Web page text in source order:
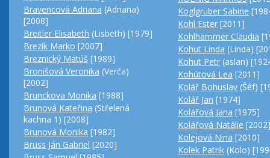
Bravencová Adriana (Adriana)
[2008]
Breitler Elisabeth (Lisbeth) [1979]
Brezik Marko [2007]
Breznický Matúš [1989]
Bronišová Veronika (Verča)
[2002]
Brunckova Monika [1988]
Brunová Kateřina (Střelená
kachna 1) [2008]
Brunová Monika [1982]
Bruss Ján Gabriel [2020]
Koglgruber Sabine
Kohl Ester [2011]
Kohlhammer Claudia
Kohut Linda (Linda)
Kohut Petr (aslan)
Kohútová Lea [2011]
Kolář Bohuslav (Šéf)
Kolář Jan [1974]
Kolářová Jana [1975]
Kolářová Natálie [2002]
Kolejová Nina [2010]
Kolek Patrik (Kolo)